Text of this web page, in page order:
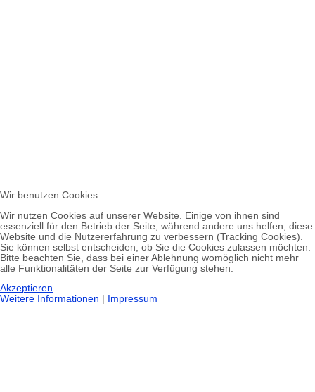
Wir benutzen Cookies
Wir nutzen Cookies auf unserer Website. Einige von ihnen sind
essenziell für den Betrieb der Seite, während andere uns helfen, diese
Website und die Nutzererfahrung zu verbessern (Tracking Cookies).
Sie können selbst entscheiden, ob Sie die Cookies zulassen möchten.
Bitte beachten Sie, dass bei einer Ablehnung womöglich nicht mehr
alle Funktionalitäten der Seite zur Verfügung stehen.
Akzeptieren
Weitere Informationen
Impressum